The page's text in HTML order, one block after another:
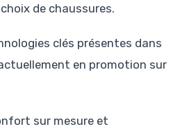
de chaussures.
clés présentes dans
en promotion sur
sur mesure et